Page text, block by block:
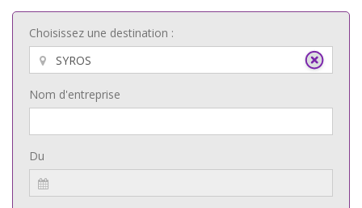
Choisissez une destination :
Nom d'entreprise
Du